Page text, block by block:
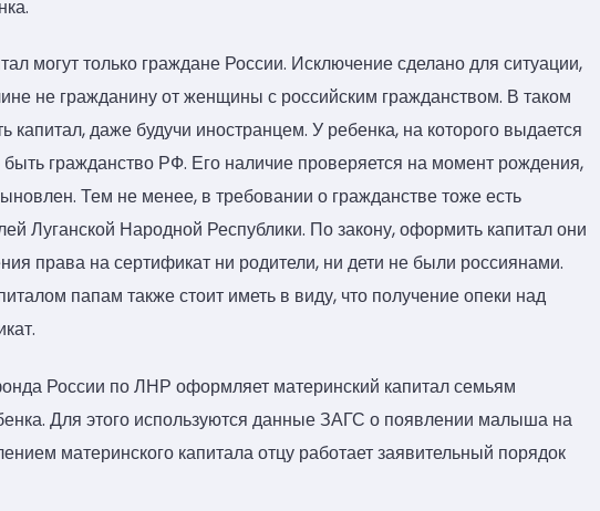
могут только граждане России. Исключение сделано для ситуации,
не гражданину от женщины с российским гражданством. В таком
капитал, даже будучи иностранцем. У ребенка, на которого выдается
гражданство РФ. Его наличие проверяется на момент рождения,
Тем не менее, в требовании о гражданстве тоже есть
Луганской Народной Республики. По закону, оформить капитал они
права на сертификат ни родители, ни дети не были россиянами.
папам также стоит иметь в виду, что получение опеки над
России по ЛНР оформляет материнский капитал семьям
Для этого используются данные ЗАГС о появлении малыша на
материнского капитала отцу работает заявительный порядок